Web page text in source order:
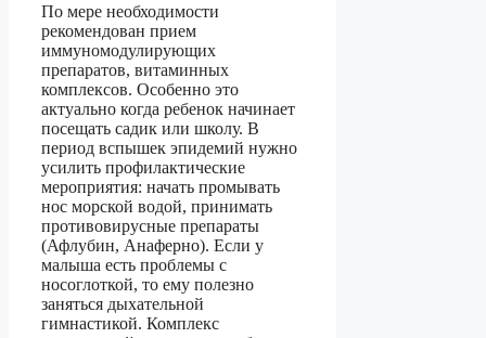
По мере необходимости
рекомендован прием
иммуномодулирующих
препаратов, витаминных
комплексов. Особенно это
актуально когда ребенок начинает
посещать садик или школу. В
период вспышек эпидемий нужно
усилить профилактические
мероприятия: начать промывать
нос морской водой, принимать
противовирусные препараты
(Афлубин, Анаферно). Если у
малыша есть проблемы с
носоглоткой, то ему полезно
заняться дыхательной
гимнастикой. Комплекс